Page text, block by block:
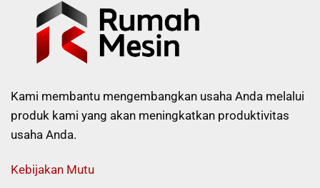
Kami membantu mengembangkan usaha Anda melalui
produk kami yang akan meningkatkan produktivitas
usaha Anda.
Kebijakan Mutu